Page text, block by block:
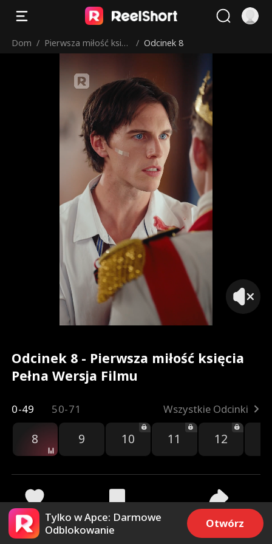
Dom / Pierwsza miłość księc
/ Odcinek 8
Odcinek 8 - Pierwsza miłość księcia
Pełna Wersja Filmu
0-49 50-71 Wszystkie Odcinki
8 9 10 11 12
297 7.7k Udostępnij
Tylko w Apce: Darmowe
Odblokowanie
Otwórz